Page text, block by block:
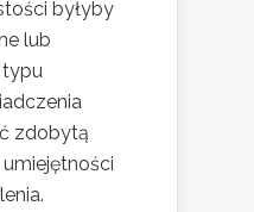
byłyby
lub
typu
zdobytą